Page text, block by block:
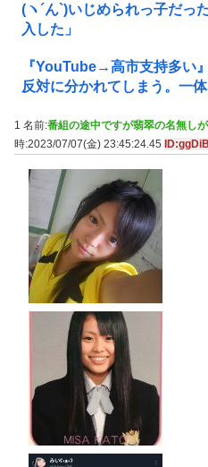
(ヽ´ん`)いじめられっ子だっ
入した」
『YouTube→高市支持多い
反対に分かれてしまう。一
1 名前:番組の途中ですが翡翠の名無し
時:2023/07/07(金) 23:45:24.45